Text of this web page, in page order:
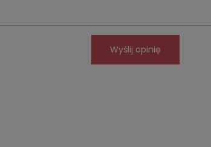
Wyślij opinię